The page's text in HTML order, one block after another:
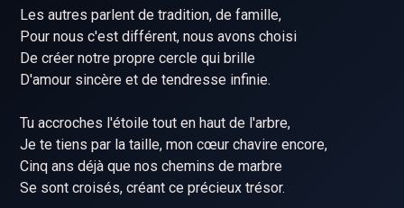
Les autres parlent de tradition, de famille,
Pour nous c'est différent, nous avons choisi
De créer notre propre cercle qui brille
D'amour sincère et de tendresse infinie.
Tu accroches l'étoile tout en haut de l'arbre,
Je te tiens par la taille, mon cœur chavire encore,
Cinq ans déjà que nos chemins de marbre
Se sont croisés, créant ce précieux trésor.